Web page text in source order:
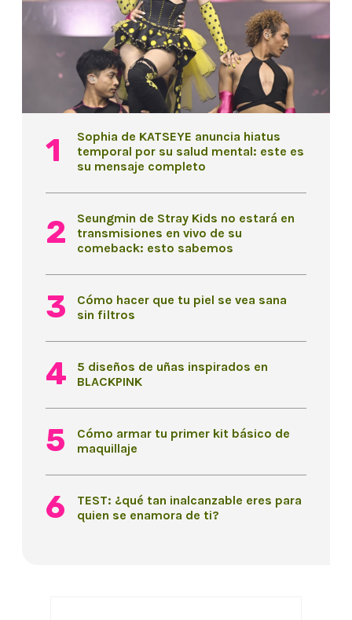
Sophia de KATSEYE anuncia hiatus
temporal por su salud mental: este es
su mensaje completo
Seungmin de Stray Kids no estará en
transmisiones en vivo de su
comeback: esto sabemos
Cómo hacer que tu piel se vea sana
sin filtros
5 diseños de uñas inspirados en
BLACKPINK
Cómo armar tu primer kit básico de
maquillaje
TEST: ¿qué tan inalcanzable eres para
quien se enamora de ti?